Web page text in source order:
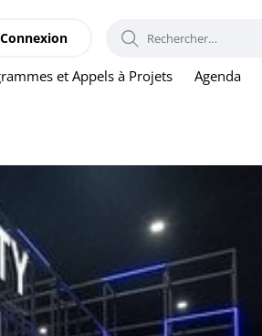
et Appels à Projets Agenda
Connexion RECHERCHER :